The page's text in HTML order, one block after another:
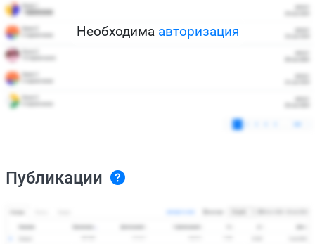
Необходима авторизация
Публикации